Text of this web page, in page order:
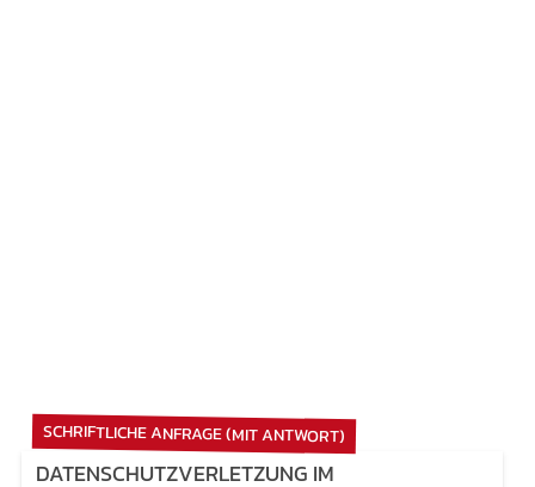
SCHRIFTLICHE ANFRAGE (MIT ANTWORT)
DATENSCHUTZVERLETZUNG IM